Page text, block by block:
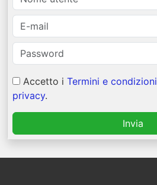
Accetto i Termini e condizioni
privacy.
Invia